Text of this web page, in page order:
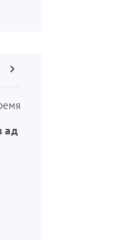
страниц
Следующая
ад